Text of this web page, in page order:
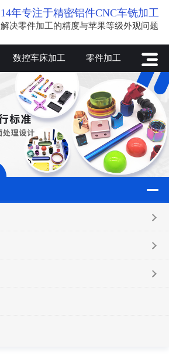
14年专注于精密铝件CNC车铣加工
解决零件加工的精度与苹果等级外观问题
数控车床加工 零件加工